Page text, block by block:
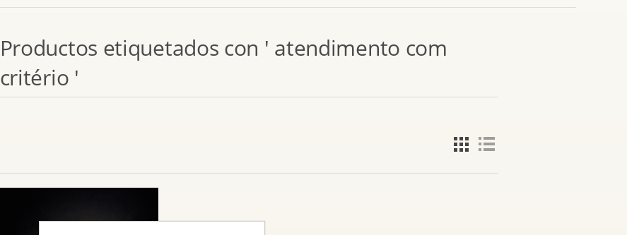
Productos etiquetados con ' atendimento com
critério '